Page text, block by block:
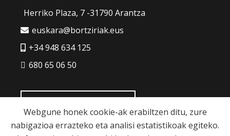
Herriko Plaza, 7 -31790 Arantza
euskara@bortziriak.eus
+34 948 634 125
680 65 06 50
Webgune honek cookie-ak erabiltzen ditu, zure
nabigazioa errazteko eta analisi estatistikoak egiteko.